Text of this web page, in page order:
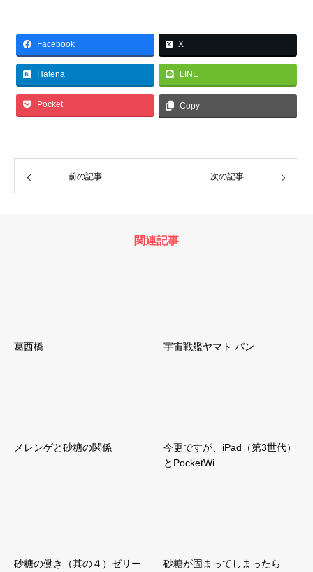
Facebook X
Hatena LINE
Pocket Copy
前の記事 次の記事
関連記事
葛西橋 宇宙戦艦ヤマト パン
メレンゲと砂糖の関係
今更ですが、iPad（第3世代）
とPocketWi…
砂糖の働き（其の４）ゼリー
砂糖が固まってしまったら